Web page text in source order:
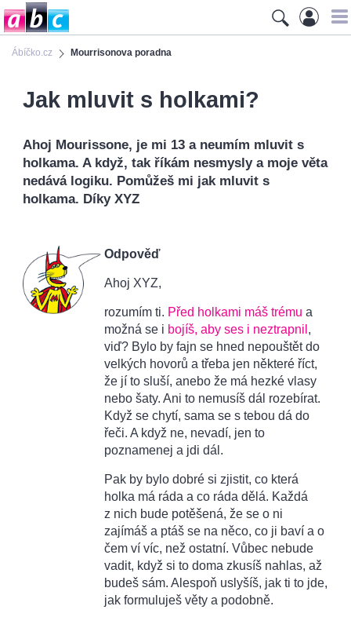
Ábíčko.cz Mourrisonova poradna
Jak mluvit s holkami?
Ahoj Mourissone, je mi 13 a neumím mluvit s
holkama. A když, tak říkám nesmysly a moje věta
nedává logiku. Pomůžeš mi jak mluvit s
holkama. Díky XYZ
Odpověď
Ahoj XYZ,
rozumím ti. Před holkami máš trému a
možná se i bojíš, aby ses i neztrapnil ,
viď? Bylo by fajn se hned nepouštět do
velkých hovorů a třeba jen některé říct,
že jí to sluší, anebo že má hezké vlasy
nebo šaty. Ani to nemusíš dál rozebírat.
Když se chytí, sama se s tebou dá do
řeči. A když ne, nevadí, jen to
poznamenej a jdi dál.
Pak by bylo dobré si zjistit, co která
holka má ráda a co ráda dělá. Každá
z nich bude potěšená, že se o ni
zajímáš a ptáš se na něco, co ji baví a o
čem ví víc, než ostatní. Vůbec nebude
vadit, když si to doma zkusíš nahlas, až
budeš sám. Alespoň uslyšíš, jak ti to jde,
jak formuluješ věty a podobně.